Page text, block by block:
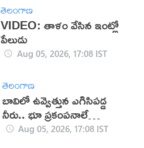
తెలంగాణ
VIDEO: తాళం వేసిన ఇంట్లో
పేలుడు
Aug 05, 2026, 17:08 IST
తెలంగాణ
బావిలో ఉవ్వెత్తున ఎగిసిపడ్డ
నీరు.. భూ ప్రకంపనాలే
కారణమా?
Aug 05, 2026, 17:08 IST